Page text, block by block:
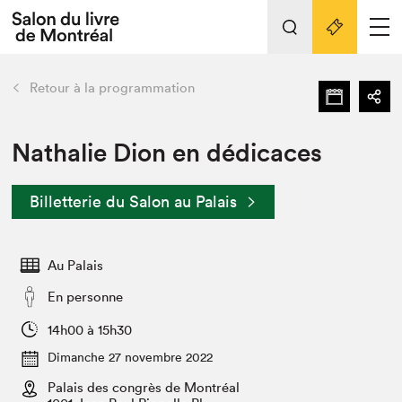
Espace médias
Espace exposant⋅e⋅s
Tout sur l'édition 2022
Actualités
Vidéos et Balados
Club de lecture Braindate
retour Nos activités
Édition 2022
Nous connaître
Projets partenaires 2022
Archives
Liens pratiques
Retour à la programmation
Nathalie Dion en dédicaces
Billetterie du Salon au Palais
Au Palais
En personne
14h00 à 15h30
Dimanche 27 novembre 2022
Palais des congrès de Montréal